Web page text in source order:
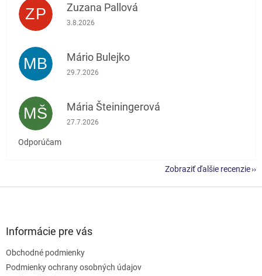
ZP Zuzana Pallová
Hodnotenie obchodu je 5 z 5 hviezdičiek.
3.8.2026
MB Mário Bulejko
Hodnotenie obchodu je 5 z 5 hviezdičiek.
29.7.2026
MŠ Mária Šteiningerová
Hodnotenie obchodu je 5 z 5 hviezdičiek.
27.7.2026
Odporúčam
Zobraziť ďalšie recenzie
Informácie pre vás
Obchodné podmienky
Podmienky ochrany osobných údajov